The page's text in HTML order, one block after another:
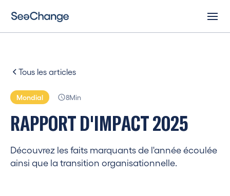
Tous les articles
Mondial 8Min
RAPPORTD'IMPACT2025
Découvrez les faits marquants de l'année écoulée
ainsi que la transition organisationnelle.